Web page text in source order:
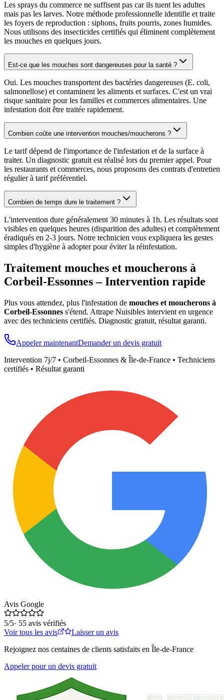
Les sprays du commerce ne suffisent pas car ils tuent les adultes
mais pas les larves. Notre méthode professionnelle identifie et traite
les foyers de reproduction : siphons, fruits pourris, zones humides.
Nous utilisons des insecticides certifiés qui éliminent complètement
les mouches en quelques jours.
Est-ce que les mouches sont dangereuses pour la santé ?
Oui. Les mouches transportent des bactéries dangereuses (E. coli,
salmonellose) et contaminent les aliments et surfaces. C'est un vrai
risque sanitaire pour les familles et commerces alimentaires. Une
infestation doit être traitée rapidement.
Combien coûte une intervention mouches/moucherons ?
Le tarif dépend de l'importance de l'infestation et de la surface à
traiter. Un diagnostic gratuit est réalisé lors du premier appel. Pour
les restaurants et commerces, nous proposons des contrats d'entretien
régulier à tarif préférentiel.
Combien de temps dure le traitement ?
L'intervention dure généralement 30 minutes à 1h. Les résultats sont
visibles en quelques heures (disparition des adultes) et complètement
éradiqués en 2-3 jours. Notre technicien vous expliquera les gestes
simples d'hygiène à adopter pour éviter la réinfestation.
Traitement mouches et moucherons à
Corbeil-Essonnes– Intervention rapide
Plus vous attendez, plus l'infestation de mouches et moucherons à
Corbeil-Essonnes s'étend. Attrape Nuisibles intervient en urgence
avec des techniciens certifiés. Diagnostic gratuit, résultat garanti.
Appeler maintenantDemander un devis gratuit
Intervention 7j/7 • Corbeil-Essonnes & Île-de-France • Techniciens
certifiés • Résultat garanti
Avis Google
5/5· 55 avis vérifiés
Voir tous les avis
Laisser un avis
Rejoignez nos centaines de clients satisfaits en Île-de-France
Appeler pour un devis gratuit